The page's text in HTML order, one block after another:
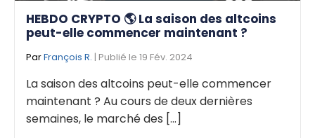
HEBDO CRYPTO 🌎 La saison des altcoins
peut-elle commencer maintenant ?
ParFrançois R. | Publié le 19 Fév. 2024
La saison des altcoins peut-elle commencer
maintenant ? Au cours de deux dernières
semaines, le marché des [...]